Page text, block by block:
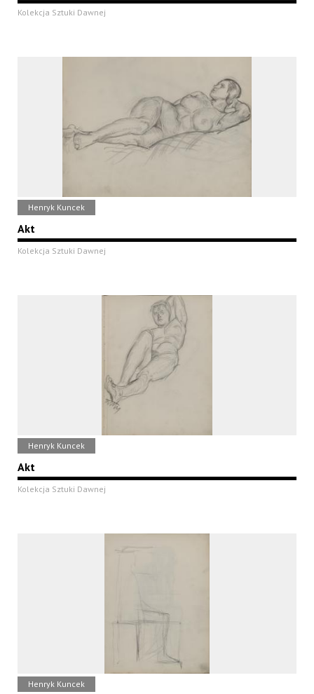
Kolekcja Sztuki Dawnej
Henryk Kuncek
Akt
Kolekcja Sztuki Dawnej
Henryk Kuncek
Akt
Kolekcja Sztuki Dawnej
Henryk Kuncek